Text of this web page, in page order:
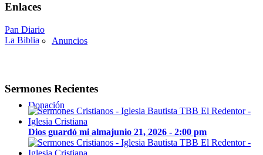
Anuncios
Donación
Enlaces
Pan Diario
La Biblia
Sermones Recientes
Dios guardó mi almajunio 21, 2026 - 2:00 pm